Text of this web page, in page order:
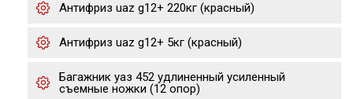
Антифриз uaz g12+ 220кг (красный)
Антифриз uaz g12+ 5кг (красный)
Багажник уаз 452 удлиненный усиленный
съемные ножки (12 опор)